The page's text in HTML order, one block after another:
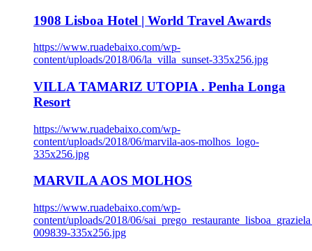
1908 Lisboa Hotel | World Travel Awards
https://www.ruadebaixo.com/wp-
content/uploads/2018/06/la_villa_sunset-335x256.jpg
VILLA TAMARIZ UTOPIA . Penha Longa
Resort
https://www.ruadebaixo.com/wp-
content/uploads/2018/06/marvila-aos-molhos_logo-
335x256.jpg
MARVILA AOS MOLHOS
https://www.ruadebaixo.com/wp-
content/uploads/2018/06/
009839-335x256.jpg